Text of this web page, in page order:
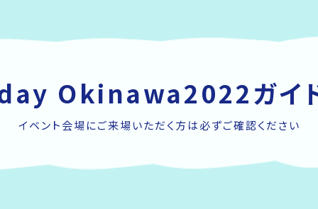
Okinawa2022ガイ
イベント会場にご来場いただく方は必ずご確認ください